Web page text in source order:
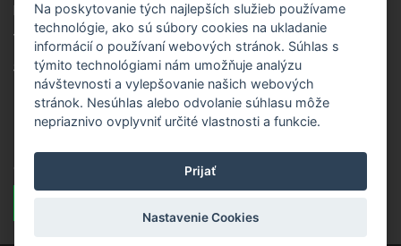
Expresné doručenie do 24 hodín
Vlastné servisné stredisko
Stabilita a skúsenosti
Novinky ZVUK.sk
Zaregistrujte sa a dostávajte správy o novinkách a akciách na Váš
Na poskytovanie tých najlepších služieb používame
technológie, ako sú súbory cookies na ukladanie
informácií o používaní webových stránok. Súhlas s
týmito technológiami nám umožňuje analýzu
návštevnosti a vylepšovanie našich webových
stránok. Nesúhlas alebo odvolanie súhlasu môže
nepriaznivo ovplyvniť určité vlastnosti a funkcie.
Prijať
Nastavenie Cookies